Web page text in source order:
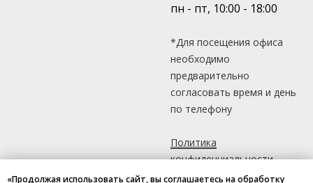
пн - пт, 10:00 - 18:00
*Для посещения офиса
необходимо
предварительно
согласовать время и день
по телефону
Политика
конфиденциальности
«Продолжая использовать сайт, вы соглашаетесь на обработку